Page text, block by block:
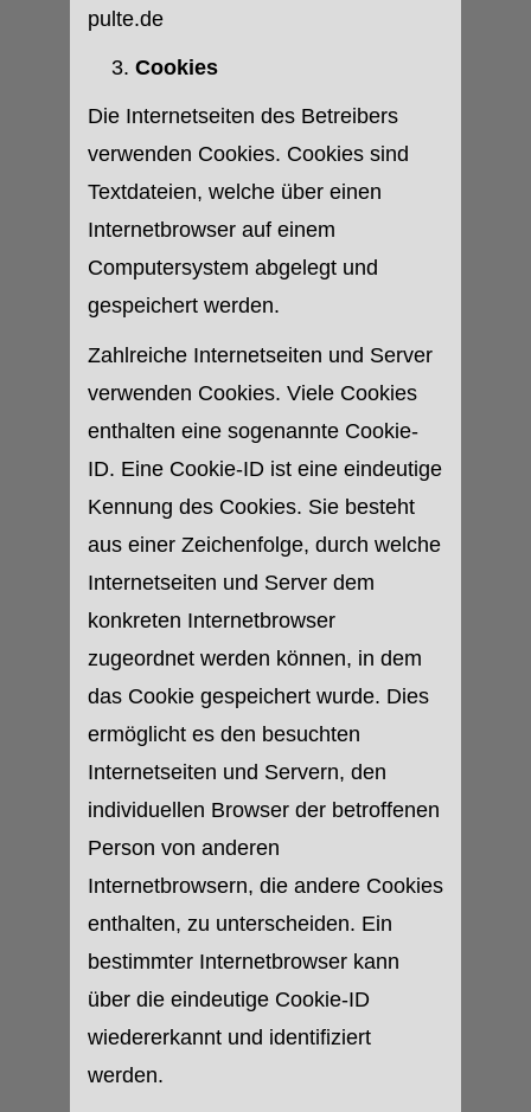
pulte.de
Cookies
Die Internetseiten des Betreibers
verwenden Cookies. Cookies sind
Textdateien, welche über einen
Internetbrowser auf einem
Computersystem abgelegt und
gespeichert werden.
Zahlreiche Internetseiten und Server
verwenden Cookies. Viele Cookies
enthalten eine sogenannte Cookie-
ID. Eine Cookie-ID ist eine eindeutige
Kennung des Cookies. Sie besteht
aus einer Zeichenfolge, durch welche
Internetseiten und Server dem
konkreten Internetbrowser
zugeordnet werden können, in dem
das Cookie gespeichert wurde. Dies
ermöglicht es den besuchten
Internetseiten und Servern, den
individuellen Browser der betroffenen
Person von anderen
Internetbrowsern, die andere Cookies
enthalten, zu unterscheiden. Ein
bestimmter Internetbrowser kann
über die eindeutige Cookie-ID
wiedererkannt und identifiziert
werden.